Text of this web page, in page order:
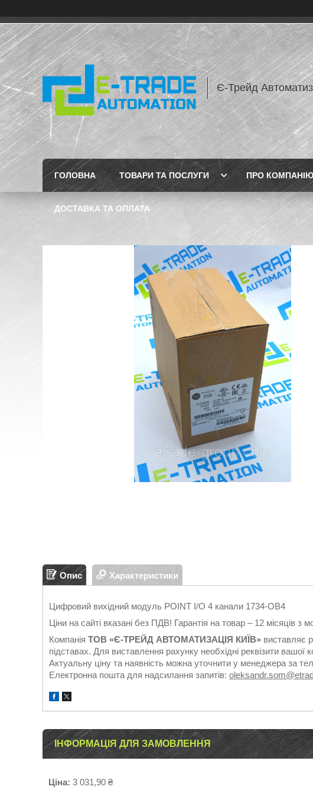
Є-Трейд
ГОЛОВНА ТОВАРИ ТА ПОСЛУГИ ПРО КОМПАНІЮ
ДОСТАВКА ТА ОПЛАТА
Опис Характеристики
Цифровий вихідний модуль POINT I/O 4 канали 1734-OB4
Ціни на сайті вказані без ПДВ! Гарантія на товар – 12 місяців з
Компанія ТОВ «Є-ТРЕЙД АВТОМАТИЗАЦІЯ КИЇВ» виставляє
підставах. Для виставлення рахунку необхідні реквізити вашої
Актуальну ціну та наявність можна уточнити у менеджера за
Електронна пошта для надсилання запитів:
ІНФОРМАЦІЯ ДЛЯ ЗАМОВЛЕННЯ
Ціна: 3 031,90 ₴